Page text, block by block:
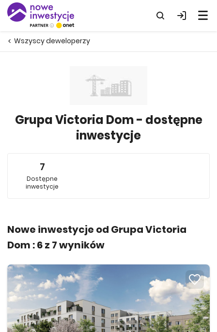
Wszyscy deweloperzy
Grupa Victoria Dom - dostępne
inwestycje
7
Dostępne
inwestycje
Nowe inwestycje od Grupa Victoria
Dom :6z 7wyników